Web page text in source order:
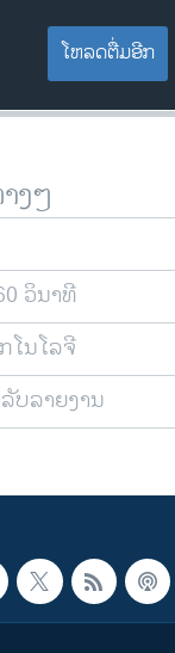
ໂຫລດຕື່ມອີກ
ງໆ
ວິນາທີ
ໂນໂລຈີ
ບລາຍງານ